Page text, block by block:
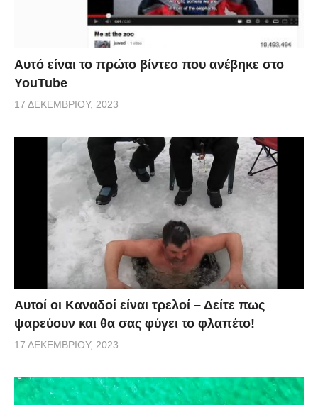
Αυτό είναι το πρώτο βίντεο που ανέβηκε στο
YouTube
17 ΔΕΚΕΜΒΡΊΟΥ, 2023
Αυτοί οι Καναδοί είναι τρελοί – Δείτε πως
ψαρεύουν και θα σας φύγει το φλαπέτο!
17 ΔΕΚΕΜΒΡΊΟΥ, 2023